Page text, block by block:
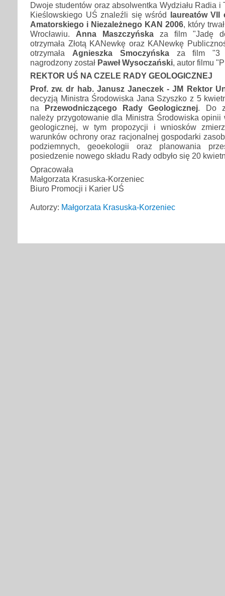
Dwoje studentów oraz absolwentka Wydziału Radia i
Kieślowskiego UŚ znaleźli się wśród laureatów VII
Amatorskiego i Niezależnego KAN 2006, który
Wrocławiu. Anna Maszczyńska za film "Jadę
otrzymała Złotą KANewkę oraz KANewkę
otrzymała Agnieszka Smoczyńskaza film "3
nagrodzony został Paweł Wysoczański, autor filmu
REKTOR UŚ NA CZELE RADY GEOLOGICZNEJ
Prof. zw. dr hab. Janusz Janeczek - JM Rektor
decyzją Ministra Środowiska Jana Szyszko z 5
na
Przewodniczącego Rady Geologicznej. Do
należy przygotowanie dla Ministra Środowiska opinii
geologicznej, w tym propozycji i wniosków
warunków ochrony oraz racjonalnej gospodarki
podziemnych, geoekologii oraz planowania
posiedzenie nowego składu Rady odbyło się 20
Opracowała
Małgorzata Krasuska-Korzeniec
Biuro Promocji i Karier UŚ
Autorzy: Małgorzata Krasuska-Korzeniec